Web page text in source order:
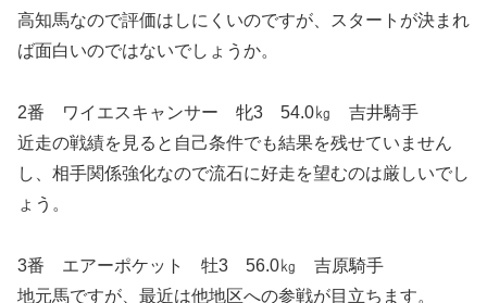
高知馬なので評価はしにくいのですが、スタートが決まれ
ば面白いのではないでしょうか。
2番 ワイエスキャンサー 牝3 54.0㎏ 吉井騎手
近走の戦績を見ると自己条件でも結果を残せていません
し、相手関係強化なので流石に好走を望むのは厳しいでし
ょう。
3番 エアーポケット 牡3 56.0㎏ 吉原騎手
地元馬ですが、最近は他地区への参戦が目立ちます。